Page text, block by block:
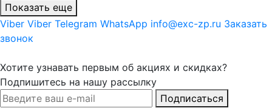
Показать еще
Viber Viber Telegram WhatsApp info@exc-zp.ru Заказать
звонок
Хотите узнавать первым об акциях и скидках?
Подпишитесь на нашу рассылку
Подписаться